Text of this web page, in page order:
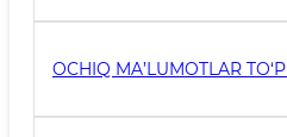
OCHIQ MA’LUMOTLAR